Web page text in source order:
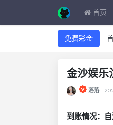
首页
免费彩金
金沙娱乐
落落
到账情况：自